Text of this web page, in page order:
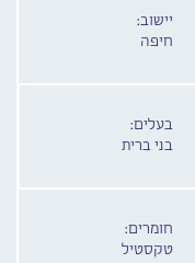
יישוב:
חיפה
בעלים:
בני ברית
חומרים:
טקסטיל